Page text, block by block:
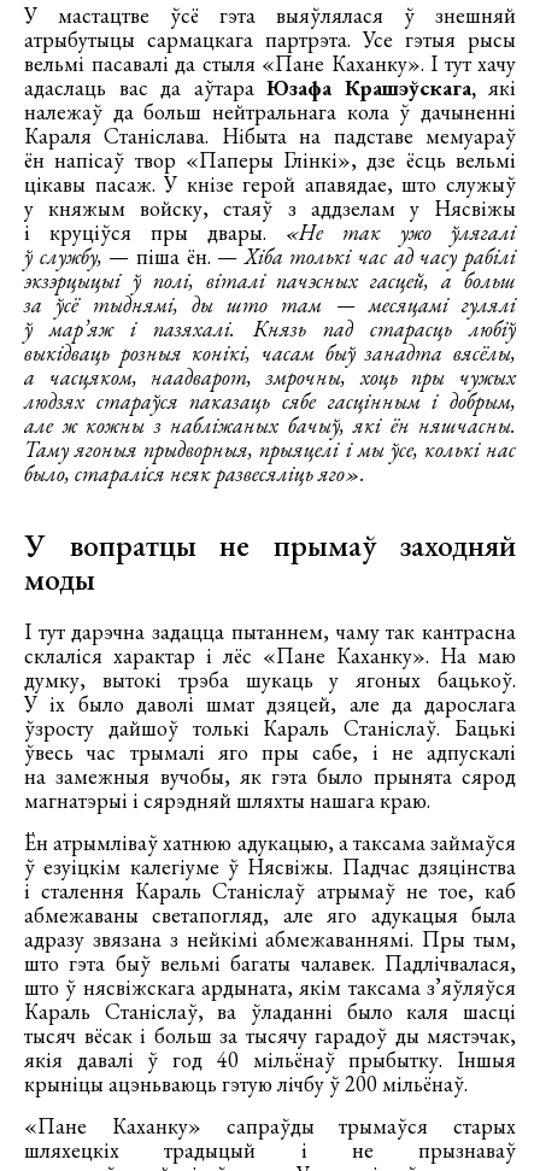
У мастацтве ўсё гэта выяўлялася ў знешняй
атрыбутыцы сармацкага партрэта. Усе гэтыя рысы
вельмі пасавалі да стыля «Пане Каханку». І тут хачу
адаслаць вас да аўтара Юзафа Крашэўскага,які
належаў да больш нейтральнага кола ў дачыненні
Караля Станіслава. Нібыта на падставе мемуараў
ён напісаў твор «Паперы Глінкі», дзе ёсць вельмі
цікавы пасаж. У кнізе герой апавядае, што служыў
у княжым войску, стаяў з аддзелам у Нясвіжы
і круціўся пры двары. «Не так ужо ўлягалі
ў службу, — піша ён. —Хіба толькі час ад часу рабілі
экзэрцыцыі ў полі, віталі пачэсных гасцей, а больш
за ўсё тыднямі, ды што там — месяцамі гулялі
ў мар’яж і пазяхалі. Князь пад старасць любіў
выкідваць розныя конікі, часам быў занадта вясёлы,
а часцяком, наадварот, змрочны, хоць пры чужых
людзях стараўся паказаць сябе гасцінным і добрым,
але ж кожны з набліжаных бачыў, які ён няшчасны.
Таму ягоныя прыдворныя, прыяцелі і мы ўсе, колькі нас
было, стараліся неяк развесяліць яго».
У вопратцы не прымаў заходняй
моды
І тут дарэчна задацца пытаннем, чаму так кантрасна
склаліся характар і лёс «Пане Каханку». На маю
думку, вытокі трэба шукаць у ягоных бацькоў.
У іх было даволі шмат дзяцей, але да дарослага
ўзросту дайшоў толькі Караль Станіслаў. Бацькі
ўвесь час трымалі яго пры сабе, і не адпускалі
на замежныя вучобы, як гэта было прынята сярод
магнатэрыі і сярэдняй шляхты нашага краю.
Ён атрымліваў хатнюю адукацыю, а таксама займаўся
ў езуіцкім калегіуме ў Нясвіжы. Падчас дзяцінства
і сталення Караль Станіслаў атрымаў не тое, каб
абмежаваны светапогляд, але яго адукацыя была
адразу звязана з нейкімі абмежаваннямі. Пры тым,
што гэта быў вельмі багаты чалавек. Падлічвалася,
што ў нясвіжскага ардыната, якім таксама з’яўляўся
Караль Станіслаў, ва ўладанні было каля шасці
тысяч вёсак і больш за тысячу гарадоў ды мястэчак,
якія давалі ў год 40 мільёнаў прыбытку. Іншыя
крыніцы ацэньваюць гэтую лічбу ў 200 мільёнаў.
«Пане Каханку» сапраўды трымаўся старых
шляхецкіх традыцый і не прызнаваў